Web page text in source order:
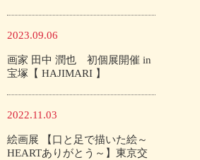
2023.09.06
画家 田中 潤也 初個展開催 in
宝塚【 HAJIMARI 】
2022.11.03
絵画展 【口と足で描いた絵～
HEARTありがとう～】東京交